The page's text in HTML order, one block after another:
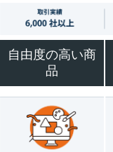
自由度の高い商
品